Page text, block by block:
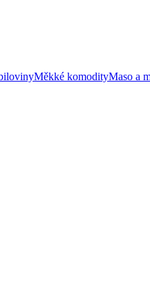
Měkké komodityMaso a